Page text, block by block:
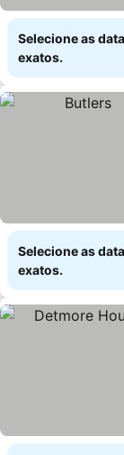
Selecione as
exatos.
Selecione as
exatos.